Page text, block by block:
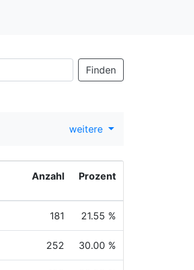
Finden
weitere
Anzahl Prozent
181 21.55 %
252 30.00 %